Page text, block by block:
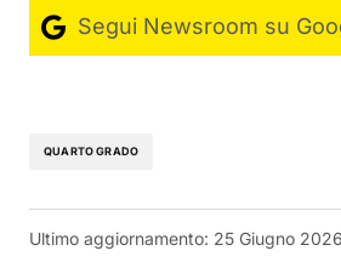
Segui Newsroom su
QUARTO GRADO
Ultimo aggiornamento: 25 Giugno